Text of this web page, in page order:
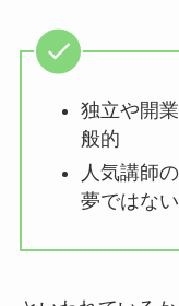
独立や開
般的
人気講師
夢ではない